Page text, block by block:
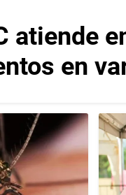
atiende
en